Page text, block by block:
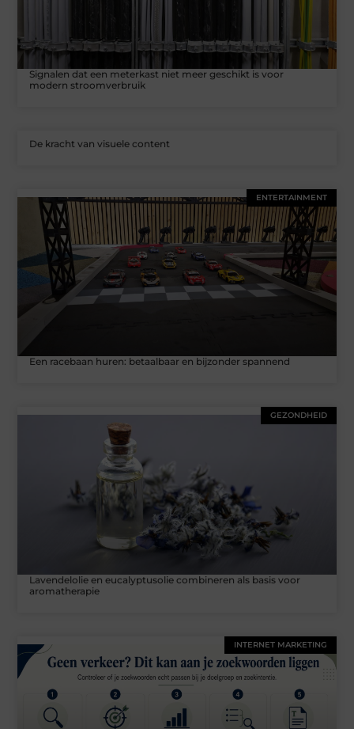
Signalen dat een meterkast niet meer geschikt is voor
modern stroomverbruik
De kracht van visuele content
ENTERTAINMENT
Een racebaan huren: betaalbaar en bijzonder spannend
GEZONDHEID
Lavendelolie en eucalyptusolie combineren als basis voor
aromatherapie
INTERNET MARKETING